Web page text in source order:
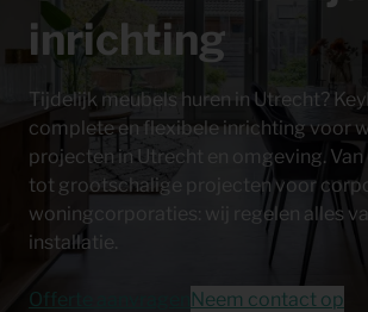
inrichting
Tijdelijk meubels huren in Utrecht?
complete en flexibele inrichting voor
projecten in Utrecht en omgeving.
tot grootschalige projecten voor
woningcorporaties: wij regelen alles
installatie.
Offerte aanvragen Neem contact op